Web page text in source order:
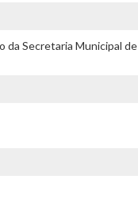
Secretaria Municipal de